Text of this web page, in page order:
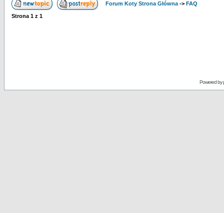
Forum Koty Strona Główna -> FAQ
Strona 1 z 1
Powered by